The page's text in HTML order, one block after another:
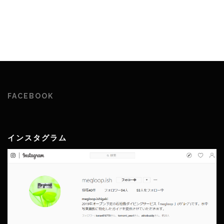
FACEBOOK
インスタグラム